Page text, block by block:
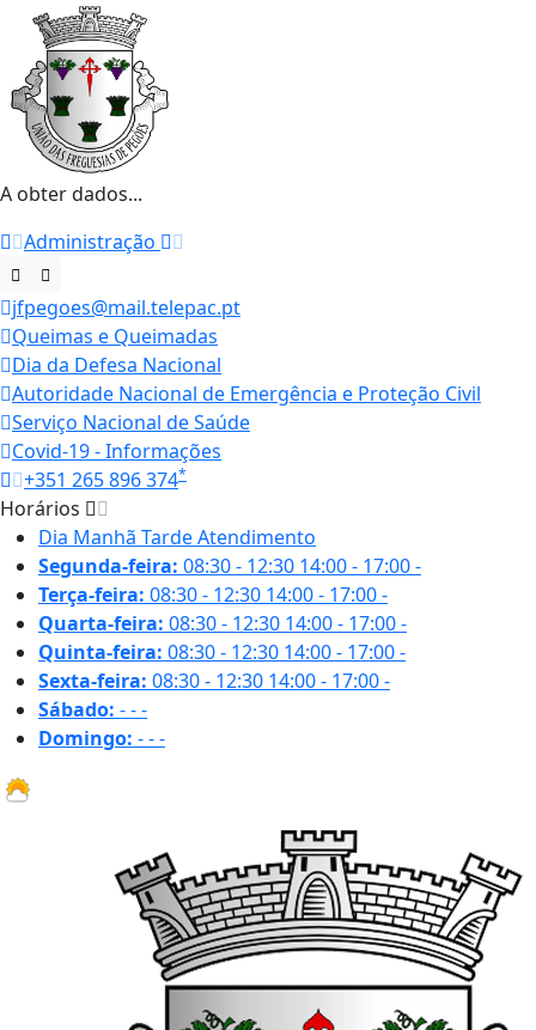
A obter dados...
Administração
jfpegoes@mail.telepac.pt
Queimas e Queimadas
Dia da Defesa Nacional
Autoridade Nacional de Emergência e Proteção Civil
Serviço Nacional de Saúde
Covid-19 - Informações
+351 265 896 374*
Horários
Dia Manhã TardeAtendimento
Segunda-feira: 08:30 - 12:30 14:00 - 17:00-
Terça-feira: 08:30 - 12:30 14:00 - 17:00-
Quarta-feira: 08:30 - 12:30 14:00 - 17:00-
Quinta-feira: 08:30 - 12:30 14:00 - 17:00-
Sexta-feira: 08:30 - 12:30 14:00 - 17:00-
Sábado: ---
Domingo: ---